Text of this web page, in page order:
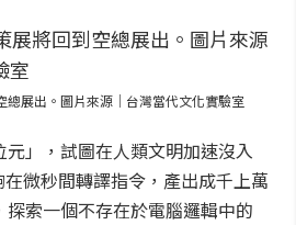
總展出。圖片來源｜台灣當代文化實驗室
」，試圖在人類文明加速沒入
微秒間轉譯指令，產出成千上萬
索一個不存在於電腦邏輯中的